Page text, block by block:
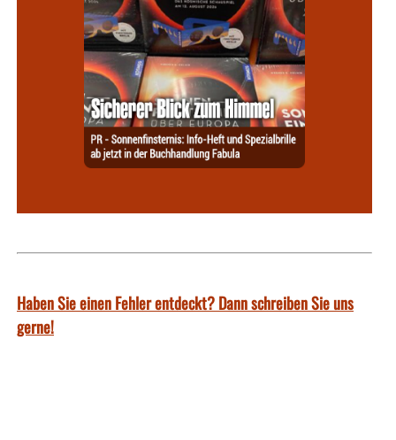
Haben Sie einen Fehler entdeckt? Dann schreiben Sie uns
gerne!